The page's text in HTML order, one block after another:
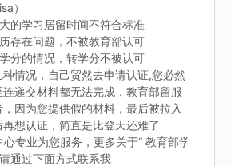
）
的学习居留时间不符合标准
存在问题，不被教育部认可
分的情况，转学分不被认可
情况，自己贸然去申请认证,您必然
递交材料都无法完成，教育部留服
因为您提供假的材料，最后被拉入
想认证，简直是比登天还难了
专业为您服务，更多关于“ 教育部学
通过下面方式联系我